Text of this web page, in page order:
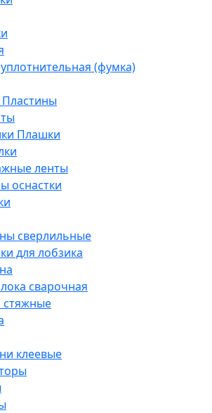
(фумка)
Плашки
ленты
оснастки
сверлильные
для лобзика
сварочная
клеевые